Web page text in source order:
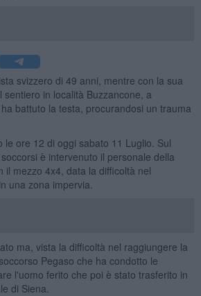
svizzero di 49 anni, mentre con la sua
in località Buzzancone, a
battuto la testa, procurandosi un trauma
le ore 12 di oggi sabato 11 Luglio. Sul
è intervenuto il personale della
il mezzo 4x4, data la difficoltà nel
una zona impervia.
ma, vista la difficoltà nel raggiungere la
Pegaso che ha condotto le
l'uomo ferito che poi è stato trasferito in
di Siena.